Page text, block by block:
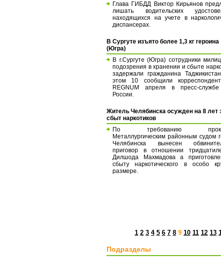
Глава ГИБДД Виктор Кирьянов
лишать водительских
находящихся на учете в
диспансерах.
В Сургуте изъято более 1,3 кг героина
(Югра)
В г.Сургуте (Югра) сотрудники
подозрения в хранении и сбыте
задержали гражданина
этом 10 сообщили
REGNUM апреля в пресс-
России.
Житель Челябинска осужден на 8 лет
сбыт наркотиков
По требованию
Металлургическим районным судом
Челябинска вынесен
приговор в отношении
Дилшода Махмадова а
сбыту наркотического в особо
размере.
1 2 3 4 5 6 7 8 9 10 11 12 13
Подразделы